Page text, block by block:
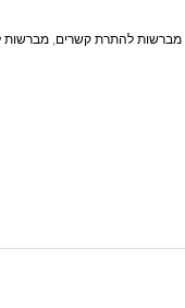
מברשות להתרת קשרים, מברשות